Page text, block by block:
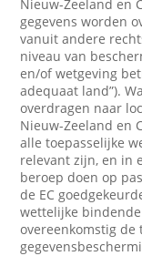
Nieuw-Zeeland en
gegevens worden
vanuit andere
niveau van
en/of wetgeving
adequaat land”).
overdragen naar
Nieuw-Zeeland en
alle toepasselijke
relevant zijn, en in
beroep doen op
de EC
wettelijke
overeenkomstig de